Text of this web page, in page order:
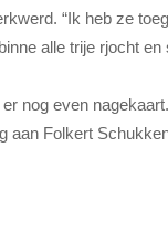
“Ik heb ze
alle trije rjocht en
nog even
aan Folkert